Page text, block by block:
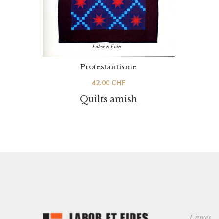
Quilts amish
Protestantisme
42.00 CHF
Livres